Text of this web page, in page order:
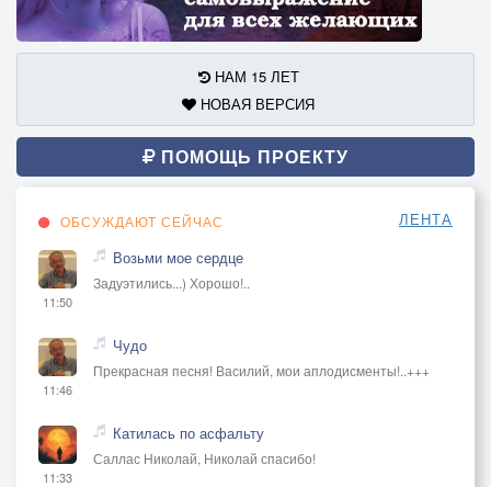
НАМ 15 ЛЕТ
НОВАЯ ВЕРСИЯ
ПОМОЩЬ ПРОЕКТУ
ОБСУЖДАЮТ СЕЙЧАС ЛЕНТА
11:50
Возьми мое сердце
Задуэтились...) Хорошо!..
11:46
Чудо
Прекрасная песня! Василий, мои аплодисменты!..+++
11:33
Катилась по асфальту
Саллас Николай, Николай спасибо!